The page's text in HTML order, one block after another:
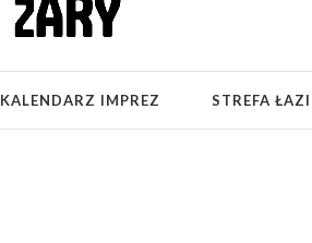
KALENDARZ IMPREZ STREFA